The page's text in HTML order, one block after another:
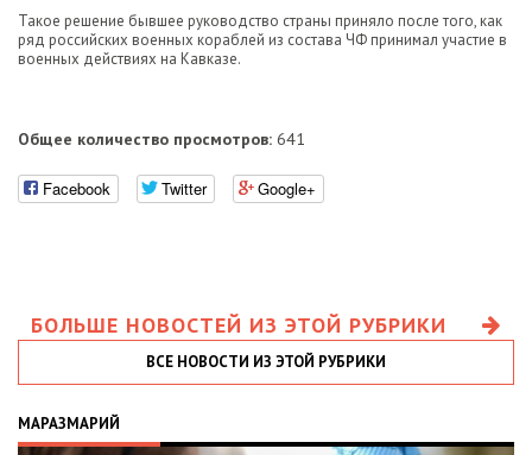
Такое решение бывшее руководство страны приняло после того, как
ряд российских военных кораблей из состава ЧФ принимал участие в
военных действиях на Кавказе.
Общее количество просмотров: 641
Facebook Twitter Google+
БОЛЬШЕ НОВОСТЕЙ ИЗ ЭТОЙ РУБРИКИ
ВСЕ НОВОСТИ ИЗ ЭТОЙ РУБРИКИ
МАРАЗМАРИЙ